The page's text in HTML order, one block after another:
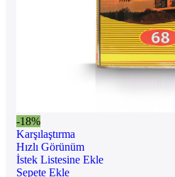
-18%
Karşılaştırma
Hızlı Görünüm
İstek Listesine Ekle
Sepete Ekle